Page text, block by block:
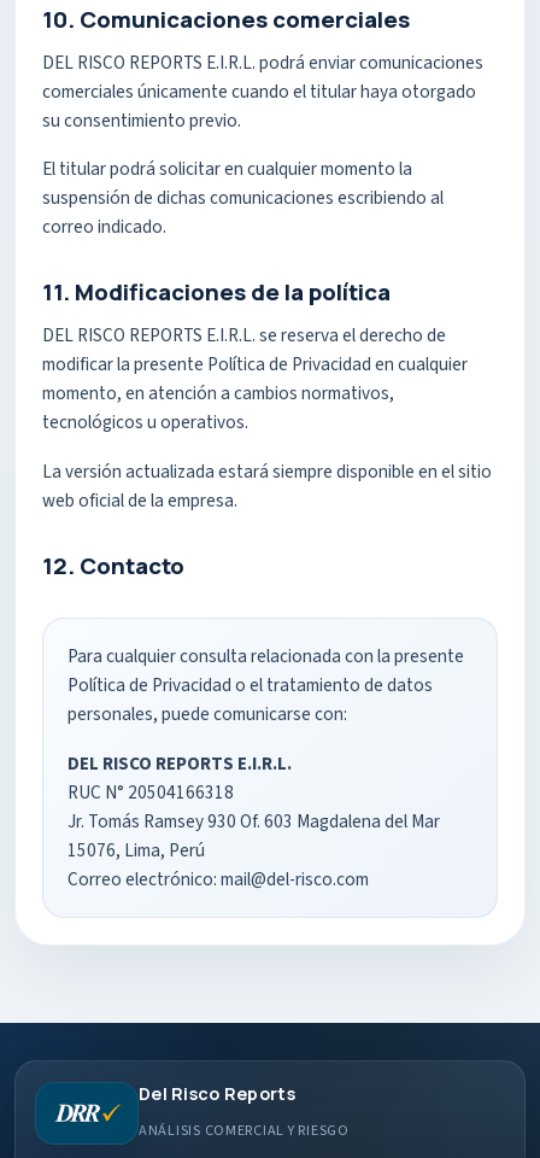
10. Comunicaciones comerciales
DEL RISCO REPORTS E.I.R.L. podrá enviar comunicaciones
comerciales únicamente cuando el titular haya otorgado
su consentimiento previo.
El titular podrá solicitar en cualquier momento la
suspensión de dichas comunicaciones escribiendo al
correo indicado.
11. Modificaciones de la política
DEL RISCO REPORTS E.I.R.L. se reserva el derecho de
modificar la presente Política de Privacidad en cualquier
momento, en atención a cambios normativos,
tecnológicos u operativos.
La versión actualizada estará siempre disponible en el sitio
web oficial de la empresa.
12. Contacto
Para cualquier consulta relacionada con la presente
Política de Privacidad o el tratamiento de datos
personales, puede comunicarse con:
DEL RISCO REPORTS E.I.R.L.
RUC N° 20504166318
Jr. Tomás Ramsey 930 Of. 603 Magdalena del Mar
15076, Lima, Perú
Correo electrónico: mail@del-risco.com
Del Risco Reports
ANÁLISIS COMERCIAL Y RIESGO